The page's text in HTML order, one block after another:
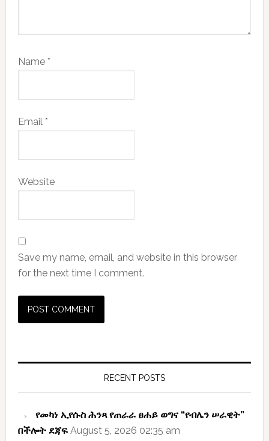
Name *
Email *
Website
Save my name, email, and website in this browser
for the next time I comment.
RECENT POSTS
የመካነ ኢየሱስ ሕንጻ የጠራራ ፀሐይ ወግና “የብሌን ሠራዊት”
በችሎት ደጃፍ August 5, 2026 02:35 am